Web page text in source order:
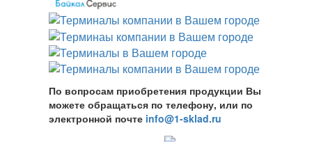
По вопросам приобретения продукции Вы
можете обращаться по телефону, или по
электронной почте info@1-sklad.ru